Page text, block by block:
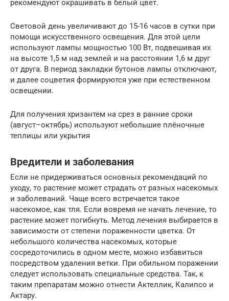
рекомендуют окрашивать в белый цвет.
Световой день увеличивают до 15-16 часов в сутки при
помощи искусственного освещения. Для этой цели
используют лампы мощностью 100 Вт, подвешивая их
на высоте 1,5 м над землей и на расстоянии 1,6 м друг
от друга. В период закладки бутонов лампы отключают,
и далее соцветия формируются уже при естественном
освещении.
Для получения хризантем на срез в ранние сроки
(август–октябрь) используют небольшие плёночные
теплицы или укрытия
Вредители и заболевания
Если не придерживаться основных рекомендаций по
уходу, то растение может страдать от разных насекомых
и заболеваний. Чаще всего встречается такое
насекомое, как тля. Если вовремя не начать лечение, то
растение может погибнуть. Метод лечения выбирается в
зависимости от степени пораженности цветка. От
небольшого количества насекомых, которые
сосредоточились в одном месте, можно избавиться
посредством удаления ветки. При обильном поражении
следует использовать специальные средства. Так, к
таким препаратам можно отнести Актеллик, Калипсо и
Актару.